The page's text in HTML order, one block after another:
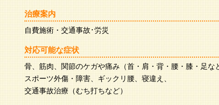
治療案内
自費施術・交通事故･労災
対応可能な症状
骨、筋肉、関節のケガや痛み（首・肩・背・腰・膝・足な
スポーツ外傷・障害、ギックリ腰、寝違え、
交通事故治療（むち打ちなど）